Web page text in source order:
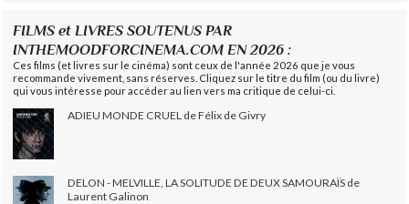
FILMS et LIVRES SOUTENUS PAR
INTHEMOODFORCINEMA.COM EN 2026 :
Ces films (et livres sur le cinéma) sont ceux de l'année 2026 que je vous
recommande vivement, sans réserves. Cliquez sur le titre du film (ou du livre)
qui vous intéresse pour accéder au lien vers ma critique de celui-ci.
ADIEU MONDE CRUEL de Félix de Givry
DELON - MELVILLE, LA SOLITUDE DE DEUX SAMOURAÏS de
Laurent Galinon